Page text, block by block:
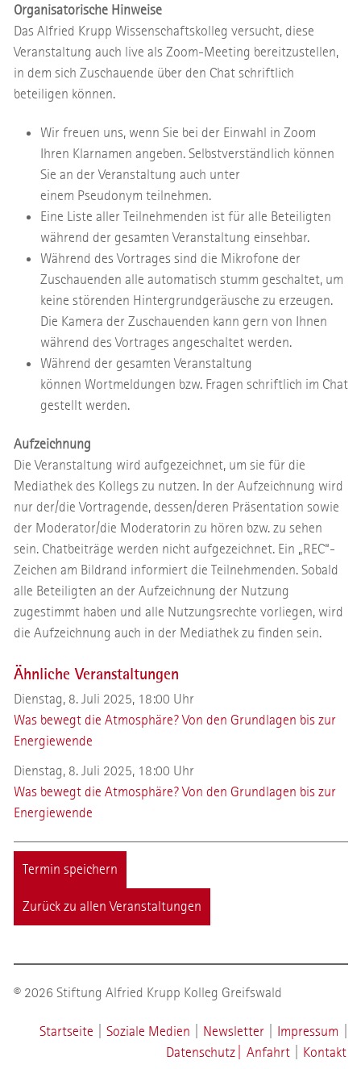
Organisatorische Hinweise
Das Alfried Krupp Wissenschaftskolleg versucht, diese
Veranstaltung auch live als Zoom-Meeting bereitzustellen,
in dem sich Zuschauende über den Chat schriftlich
beteiligen können.
Wir freuen uns, wenn Sie bei der Einwahl in Zoom
Ihren Klarnamen angeben. Selbstverständlich können
Sie an der Veranstaltung auch unter
einem Pseudonym teilnehmen.
Eine Liste aller Teilnehmenden ist für alle Beteiligten
während der gesamten Veranstaltung einsehbar.
Während des Vortrages sind die Mikrofone der
Zuschauenden alle automatisch stumm geschaltet, um
keine störenden Hintergrundgeräusche zu erzeugen.
Die Kamera der Zuschauenden kann gern von Ihnen
während des Vortrages angeschaltet werden.
Während der gesamten Veranstaltung
können Wortmeldungen bzw. Fragen schriftlich im Chat
gestellt werden.
Aufzeichnung
Die Veranstaltung wird aufgezeichnet, um sie für die
Mediathek des Kollegs zu nutzen. In der Aufzeichnung wird
nur der/die Vortragende, dessen/deren Präsentation sowie
der Moderator/die Moderatorin zu hören bzw. zu sehen
sein. Chatbeiträge werden nicht aufgezeichnet. Ein „REC“-
Zeichen am Bildrand informiert die Teilnehmenden. Sobald
alle Beteiligten an der Aufzeichnung der Nutzung
zugestimmt haben und alle Nutzungsrechte vorliegen, wird
die Aufzeichnung auch in der Mediathek zu finden sein.
Ähnliche Veranstaltungen
Dienstag, 8. Juli 2025, 18:00 Uhr
Was bewegt die Atmosphäre? Von den Grundlagen bis zur
Energiewende
Dienstag, 8. Juli 2025, 18:00 Uhr
Was bewegt die Atmosphäre? Von den Grundlagen bis zur
Energiewende
Termin speichern
Zurück zu allen Veranstaltungen
© 2026 Stiftung Alfried Krupp Kolleg Greifswald
Startseite Soziale Medien Newsletter Impressum
Datenschutz
Anfahrt Kontakt